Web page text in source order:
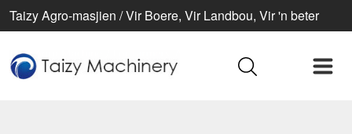
Taizy Agro-masjien / Vir Boere, Vir Landbou, Vir 'n beter